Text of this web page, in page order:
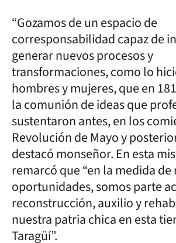
“Gozamos de un espacio de
corresponsabilidad capaz de
generar nuevos procesos y
transformaciones, como lo
hombres y mujeres, que en
la comunión de ideas que
sustentaron antes, en los
Revolución de Mayo y
destacó monseñor. En esta
remarcó que “en la medida de
oportunidades, somos parte
reconstrucción, auxilio y
nuestra patria chica en esta
Taragüí”.